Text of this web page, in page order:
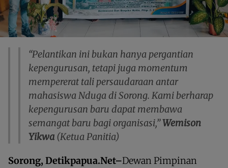
“Pelantikan ini bukan hanya pergantian
kepengurusan, tetapi juga momentum
mempererat tali persaudaraan antar
mahasiswa Nduga di Sorong. Kami berharap
kepengurusan baru dapat membawa
semangat baru bagi organisasi,”Wemison
Yikwa (Ketua Panitia)
Sorong, Detikpapua.Net–Dewan Pimpinan